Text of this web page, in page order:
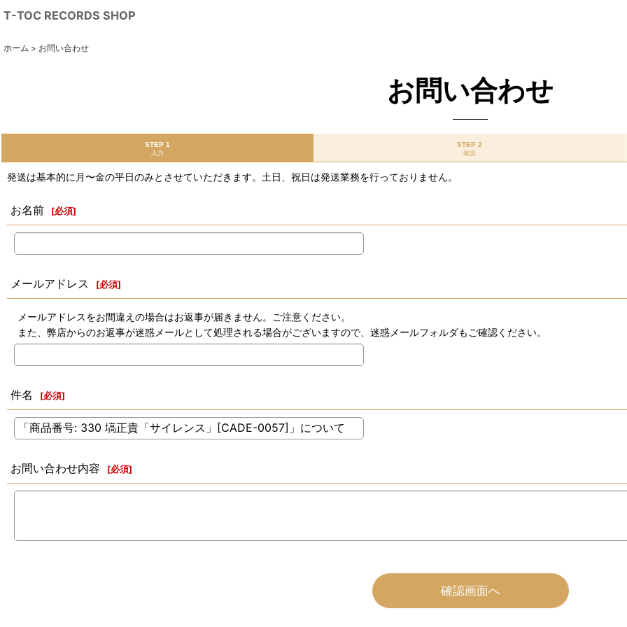
T-TOC RECORDS SHOP
ホーム > お問い合わせ
お問い合わせ
STEP 1
入力
STEP 2
確認
発送は基本的に月〜金の平日のみとさせていただきます。土日、祝日は発送業務を行っておりません。
お名前 [必須]
メールアドレス [必須]
メールアドレスをお間違えの場合はお返事が届きません。ご注意ください。
また、弊店からのお返事が迷惑メールとして処理される場合がございますので、迷惑メールフォルダもご確認ください。
件名 [必須]
お問い合わせ内容 [必須]
確認画面へ